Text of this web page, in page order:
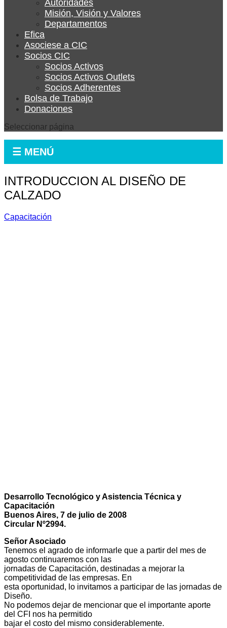
Autoridades
Misión, Visión y Valores
Departamentos
Efica
Asociese a CIC
Socios CIC
Socios Activos
Socios Activos Outlets
Socios Adherentes
Bolsa de Trabajo
Donaciones
Seleccionar página
☰ MENÚ
INTRODUCCION AL DISEÑO DE
CALZADO
Capacitación
Desarrollo Tecnológico y Asistencia Técnica y
Capacitación
Buenos Aires, 7 de julio de 2008
Circular Nº2994.
Señor Asociado
Tenemos el agrado de informarle que a partir del mes de
agosto continuaremos con las
jornadas de Capacitación, destinadas a mejorar la
competitividad de las empresas. En
esta oportunidad, lo invitamos a participar de las jornadas de
Diseño.
No podemos dejar de mencionar que el importante aporte
del CFI nos ha permitido
bajar el costo del mismo considerablemente.